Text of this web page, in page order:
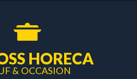
HORECA
& OCCASION